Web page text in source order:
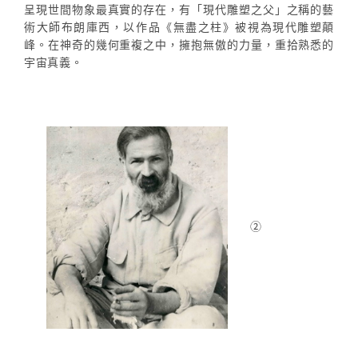
呈現世間物象最真實的存在，有「現代雕塑之父」之稱的藝
術大師布朗庫西，以作品《無盡之柱》被視為現代雕塑顛
峰。在神奇的幾何重複之中，擁抱無傲的力量，重拾熟悉的
宇宙真義。
②